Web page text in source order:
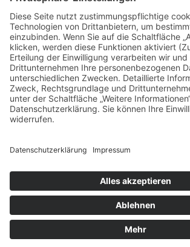
ausgewechselt. Von der
Herrn Michelau bis zur
die Mitarbeiter bin ich äußerst
Der Ablauf war komplett
und die Arbeiten wurden von
Beteiligten fachlich wie
kompetent und einwandfrei
Ich kann Fa. Michelau nur
Alle Kundenstimmen
Impressum|Datenschutz|
Barrierefreiheitserklärung